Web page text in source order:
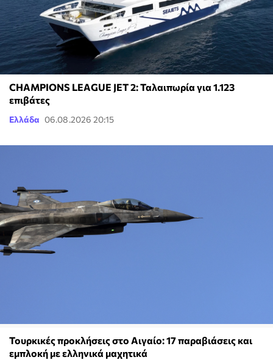
CHAMPIONS LEAGUE JET 2: Ταλαιπωρία για 1.123
επιβάτες
Ελλάδα 06.08.2026 20:15
Τουρκικές προκλήσεις στο Αιγαίο: 17 παραβιάσεις και
εμπλοκή με ελληνικά μαχητικά